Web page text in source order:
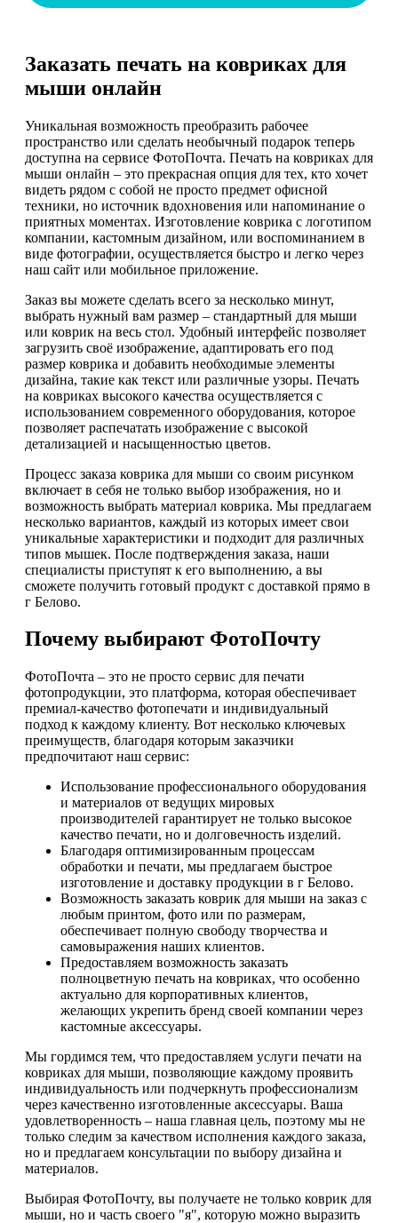
Заказать печать на ковриках для
мыши онлайн
Уникальная возможность преобразить рабочее
пространство или сделать необычный подарок теперь
доступна на сервисе ФотоПочта. Печать на ковриках для
мыши онлайн – это прекрасная опция для тех, кто хочет
видеть рядом с собой не просто предмет офисной
техники, но источник вдохновения или напоминание о
приятных моментах. Изготовление коврика с логотипом
компании, кастомным дизайном, или воспоминанием в
виде фотографии, осуществляется быстро и легко через
наш сайт или мобильное приложение.
Заказ вы можете сделать всего за несколько минут,
выбрать нужный вам размер – стандартный для мыши
или коврик на весь стол. Удобный интерфейс позволяет
загрузить своё изображение, адаптировать его под
размер коврика и добавить необходимые элементы
дизайна, такие как текст или различные узоры. Печать
на ковриках высокого качества осуществляется с
использованием современного оборудования, которое
позволяет распечатать изображение с высокой
детализацией и насыщенностью цветов.
Процесс заказа коврика для мыши со своим рисунком
включает в себя не только выбор изображения, но и
возможность выбрать материал коврика. Мы предлагаем
несколько вариантов, каждый из которых имеет свои
уникальные характеристики и подходит для различных
типов мышек. После подтверждения заказа, наши
специалисты приступят к его выполнению, а вы
сможете получить готовый продукт с доставкой прямо в
г Белово.
Почему выбирают ФотоПочту
ФотоПочта – это не просто сервис для печати
фотопродукции, это платформа, которая обеспечивает
премиал-качество фотопечати и индивидуальный
подход к каждому клиенту. Вот несколько ключевых
преимуществ, благодаря которым заказчики
предпочитают наш сервис:
Использование профессионального оборудования
и материалов от ведущих мировых
производителей гарантирует не только высокое
качество печати, но и долговечность изделий.
Благодаря оптимизированным процессам
обработки и печати, мы предлагаем быстрое
изготовление и доставку продукции в г Белово.
Возможность заказать коврик для мыши на заказ с
любым принтом, фото или по размерам,
обеспечивает полную свободу творчества и
самовыражения наших клиентов.
Предоставляем возможность заказать
полноцветную печать на ковриках, что особенно
актуально для корпоративных клиентов,
желающих укрепить бренд своей компании через
кастомные аксессуары.
Мы гордимся тем, что предоставляем услуги печати на
ковриках для мыши, позволяющие каждому проявить
индивидуальность или подчеркнуть профессионализм
через качественно изготовленные аксессуары. Ваша
удовлетворенность – наша главная цель, поэтому мы не
только следим за качеством исполнения каждого заказа,
но и предлагаем консультации по выбору дизайна и
материалов.
Выбирая ФотоПочту, вы получаете не только коврик для
мыши, но и часть своего "я", которую можно выразить